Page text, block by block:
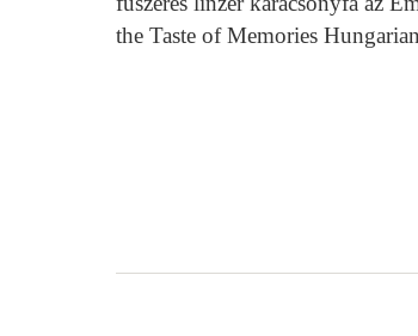
the Taste of Memories